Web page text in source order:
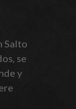
Salto
se
y